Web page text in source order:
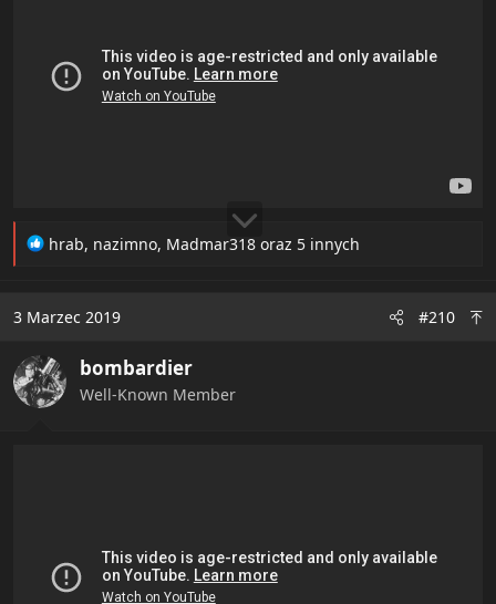
R
t
o
n
s
hrab, nazimno, Madmar318 oraz 5 innych
3 Marzec 2019 #210
bombardier
Well-Known Member